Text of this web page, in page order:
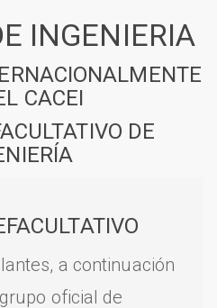
INGENIERIA
CACEI
DE
a continuación
oficial de